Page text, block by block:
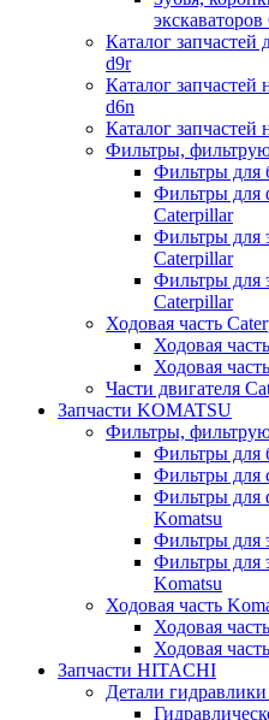
Каталог
d9r
Каталог
d6n
Каталог запчастей
Фильтры,
Фильтры для
Фильтры для
Caterpillar
Фильтры для
Caterpillar
Фильтры для
Caterpillar
Ходовая часть
Ходовая
Ходовая
Части двигателя
Запчасти KOMATSU
Фильтры,
Фильтры для
Фильтры для
Фильтры для
Komatsu
Фильтры для
Фильтры для
Komatsu
Ходовая часть
Ходовая
Ходовая
Запчасти HITACHI
Детали